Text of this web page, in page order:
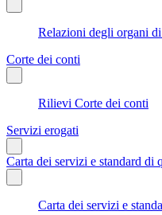
Relazioni degli organi
Corte dei conti
Rilievi Corte dei conti
Servizi erogati
Carta dei servizi e standard di
Carta dei servizi e